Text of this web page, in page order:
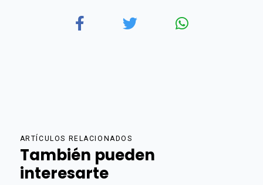
ARTÍCULOS RELACIONADOS
También pueden
interesarte